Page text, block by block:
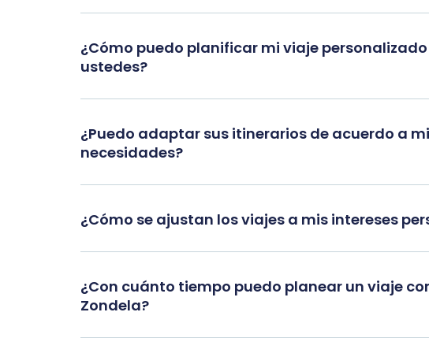
¿Cómo puedo planificar mi viaje
ustedes?
¿Puedo adaptar sus itinerarios de acuerdo a
necesidades?
¿Cómo se ajustan los viajes a mis intereses
¿Con cuánto tiempo puedo planear un viaje
Zondela?